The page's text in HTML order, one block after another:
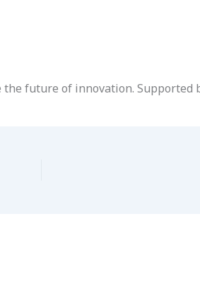
the future of innovation.